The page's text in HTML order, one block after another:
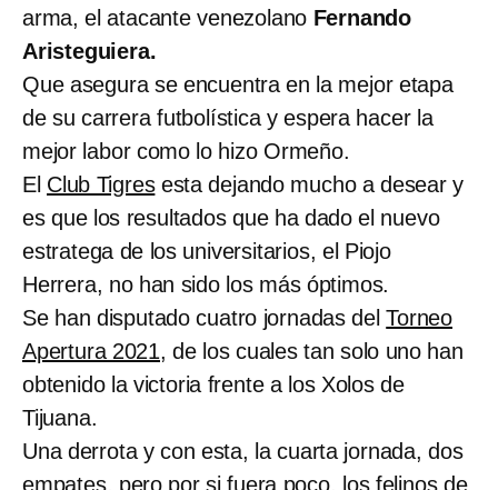
arma, el atacante venezolano Fernando
Aristeguiera.
Que asegura se encuentra en la mejor etapa
de su carrera futbolística y espera hacer la
mejor labor como lo hizo Ormeño.
El Club Tigresesta dejando mucho a desear y
es que los resultados que ha dado el nuevo
estratega de los universitarios, el Piojo
Herrera, no han sido los más óptimos.
Se han disputado cuatro jornadas delTorneo
Apertura 2021, de los cuales tan solo uno han
obtenido la victoria frente a los Xolos de
Tijuana.
Una derrota y con esta, la cuarta jornada, dos
empates, pero por si fuera poco, los felinos de